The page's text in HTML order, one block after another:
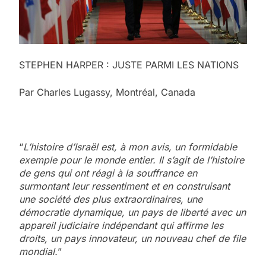
STEPHEN HARPER : JUSTE PARMI LES NATIONS
Par Charles Lugassy, Montréal, Canada
“L’histoire d’Israël est, à mon avis, un formidable
exemple pour le monde entier. Il s’agit de l’histoire
de gens qui ont réagi à la souffrance en
surmontant leur ressentiment et en construisant
une société des plus extraordinaires, une
démocratie dynamique, un pays de liberté avec un
appareil judiciaire indépendant qui affirme les
droits, un pays innovateur, un nouveau chef de file
mondial.”